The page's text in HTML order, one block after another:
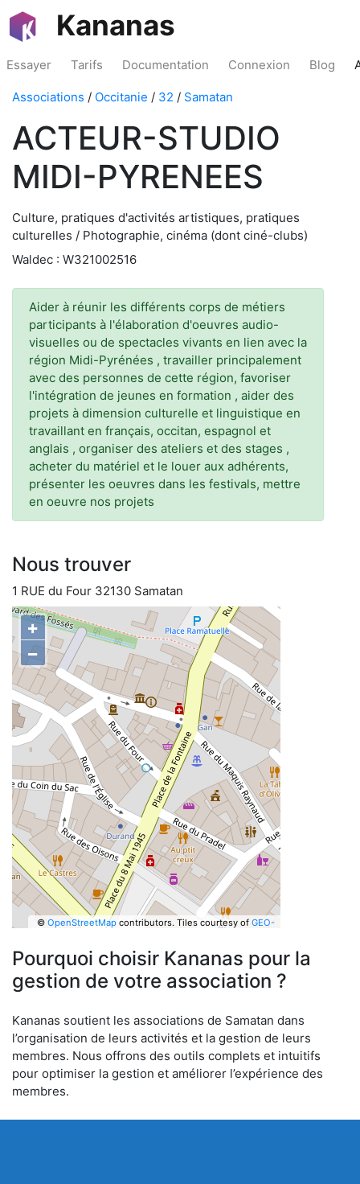
Kananas
Essayer Tarifs Documentation Connexion Blog
Associations / Occitanie / 32 / Samatan
ACTEUR-STUDIO
MIDI-PYRENEES
Culture, pratiques d'activités artistiques, pratiques
culturelles / Photographie, cinéma (dont ciné-clubs)
Waldec : W321002516
Aider à réunir les différents corps de métiers
participants à l'élaboration d'oeuvres audio-
visuelles ou de spectacles vivants en lien avec la
région Midi-Pyrénées , travailler principalement
avec des personnes de cette région, favoriser
l'intégration de jeunes en formation , aider des
projets à dimension culturelle et linguistique en
travaillant en français, occitan, espagnol et
anglais , organiser des ateliers et des stages ,
acheter du matériel et le louer aux adhérents,
présenter les oeuvres dans les festivals, mettre
en oeuvre nos projets
Nous trouver
1 RUE du Four 32130 Samatan
+
−
© OpenStreetMapcontributors. Tiles courtesy of GEO-
Pourquoi choisir Kananas pour la
gestion de votre association ?
Kananas soutient les associations de Samatan dans
l’organisation de leurs activités et la gestion de leurs
membres. Nous offrons des outils complets et intuitifs
pour optimiser la gestion et améliorer l’expérience des
membres.